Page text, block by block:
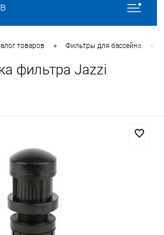
товаров • Фильтры для бассейна •
фильтра Jazzi